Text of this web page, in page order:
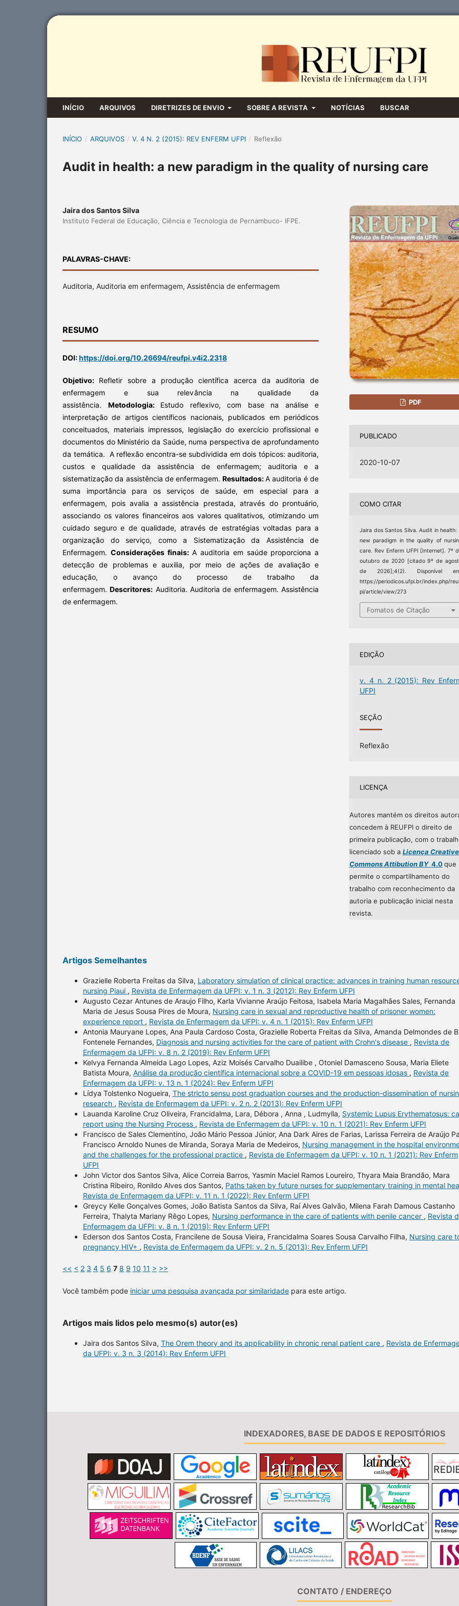
INÍCIO ARQUIVOS DIRETRIZES DE ENVIO SOBRE A REVISTA NOTÍCIAS BUSCAR
INÍCIO / ARQUIVOS / V. 4 N. 2 (2015): REV ENFERM UFPI / Reflexão
Audit in health: a new paradigm in the quality of nursing care
Jaira dos Santos Silva
Instituto Federal de Educação, Ciência e Tecnologia de Pernambuco- IFPE.
PALAVRAS-CHAVE:
Auditoria, Auditoria em enfermagem, Assistência de enfermagem
RESUMO
DOI:https://doi.org/10.26694/reufpi.v4i2.2318
Objetivo: Refletir sobre a produção científica acerca da auditoria de
enfermagem e sua relevância na qualidade da
assistência. Metodologia: Estudo reflexivo, com base na análise e
interpretação de artigos científicos nacionais, publicados em periódicos
conceituados, materiais impressos, legislação do exercício profissional e
documentos do Ministério da Saúde, numa perspectiva de aprofundamento
da temática. A reflexão encontra-se subdividida em dois tópicos: auditoria,
custos e qualidade da assistência de enfermagem; auditoria e a
sistematização da assistência de enfermagem. Resultados:A auditoria é de
suma importância para os serviços de saúde, em especial para a
enfermagem, pois avalia a assistência prestada, através do prontuário,
associando os valores financeiros aos valores qualitativos, otimizando um
cuidado seguro e de qualidade, através de estratégias voltadas para a
organização do serviço, como a Sistematização da Assistência de
Enfermagem. Considerações finais:A auditoria em saúde proporciona a
detecção de problemas e auxilia, por meio de ações de avaliação e
educação, o avanço do processo de trabalho da
enfermagem.Descritores: Auditoria. Auditoria de enfermagem. Assistência
de enfermagem.
PDF
PUBLICADO
2020-10-07
COMO CITAR
Jaira dos Santos Silva. Audit in health:
new paradigm in the quality of
care. Rev Enferm UFPI [Internet]. 7º
outubro de 2020 [citado 9º de
de 2026];4(2). Disponível
https://periodicos.ufpi.br/index.php/
pi/article/view/273
Fomatos de Citação
EDIÇÃO
v. 4 n. 2 (2015): Rev
UFPI
SEÇÃO
Reflexão
LICENÇA
Autores mantém os direitos
concedem à REUFPI o direito de
primeira publicação, com o
licenciado sob a Licença Creative
Commons Attibution BY4.0que
permite o compartilhamento do
trabalho com reconhecimento da
autoria e publicação inicial nesta
revista.
Artigos Semelhantes
Grazielle Roberta Freitas da Silva, Laboratory simulation of clinical practice: advances in training human
nursing Piaui , Revista de Enfermagem da UFPI: v. 1 n. 3 (2012): Rev Enferm UFPI
Augusto Cezar Antunes de Araujo Filho, Karla Vivianne Araújo Feitosa, Isabela Maria Magalhães Sales, Fernanda
Maria de Jesus Sousa Pires de Moura, Nursing care in sexual and reproductive health of prisoner women:
experience report , Revista de Enfermagem da UFPI: v. 4 n. 1 (2015): Rev Enferm UFPI
Antonia Mauryane Lopes, Ana Paula Cardoso Costa, Grazielle Roberta Freitas da Silva, Amanda Delmondes de
Fontenele Fernandes, Diagnosis and nursing activities for the care of patient with Crohn's disease , Revista de
Enfermagem da UFPI: v. 8 n. 2 (2019): Rev Enferm UFPI
Kelvya Fernanda Almeida Lago Lopes, Aziz Moisés Carvalho Duailibe , Otoniel Damasceno Sousa, Maria Eliete
Batista Moura, Análise da produção científica internacional sobre a COVID-19 em pessoas idosas , Revista de
Enfermagem da UFPI: v. 13 n. 1 (2024): Rev Enferm UFPI
Lídya Tolstenko Nogueira, The stricto sensu post graduation courses and the production-dissemination of
research , Revista de Enfermagem da UFPI: v. 2 n. 2 (2013): Rev Enferm UFPI
Lauanda Karoline Cruz Oliveira, Francidalma, Lara, Débora , Anna , Ludmylla, Systemic Lupus Erythematosus:
report using the Nursing Process , Revista de Enfermagem da UFPI: v. 10 n. 1 (2021): Rev Enferm UFPI
Francisco de Sales Clementino, João Mário Pessoa Júnior, Ana Dark Aires de Farias, Larissa Ferreira de Araújo
Francisco Arnoldo Nunes de Miranda, Soraya Maria de Medeiros, Nursing management in the hospital
and the challenges for the professional practice , Revista de Enfermagem da UFPI: v. 10 n. 1 (2021): Rev Enferm
UFPI
John Victor dos Santos Silva, Alice Correia Barros, Yasmin Maciel Ramos Loureiro, Thyara Maia Brandão, Mara
Cristina Ribeiro, Ronildo Alves dos Santos, Paths taken by future nurses for supplementary training in mental
Revista de Enfermagem da UFPI: v. 11 n. 1 (2022): Rev Enferm UFPI
Greycy Kelle Gonçalves Gomes, João Batista Santos da Silva, Raí Alves Galvão, Milena Farah Damous Castanho
Ferreira, Thalyta Mariany Rêgo Lopes, Nursing performance in the care of patients with penile cancer , Revista
Enfermagem da UFPI: v. 8 n. 1 (2019): Rev Enferm UFPI
Ederson dos Santos Costa, Francilene de Sousa Vieira, Francidalma Soares Sousa Carvalho Filha, Nursing care
pregnancy HIV+ , Revista de Enfermagem da UFPI: v. 2 n. 5 (2013): Rev Enferm UFPI
<< < 2 3 4 5 6 7 8 9 10 11 > >>
Você também pode iniciar uma pesquisa avançada por similaridade para este artigo.
Artigos mais lidos pelo mesmo(s) autor(es)
Jaira dos Santos Silva, The Orem theory and its applicability in chronic renal patient care , Revista de
da UFPI: v. 3 n. 3 (2014): Rev Enferm UFPI
INDEXADORES, BASE DE DADOS E REPOSITÓRIOS
CONTATO / ENDEREÇO